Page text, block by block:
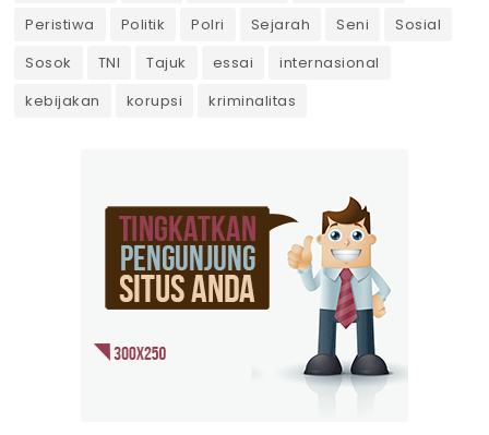
Peristiwa
Politik Polri Sejarah Seni
Sosial
Sosok
TNI Tajuk essai
internasional
kebijakan
korupsi kriminalitas